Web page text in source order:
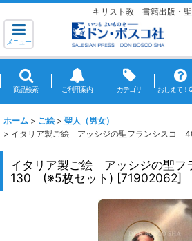
キリスト教 書籍出版・
メニュー
商品検索 ご利用案内 カテゴリ おしえて！
ホーム > ご絵 > 聖人（男女）
> イタリア製ご絵 アッシジの聖フランシスコ
イタリア製ご絵 アッシジの聖
130 (※5枚セット) [71902062]